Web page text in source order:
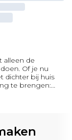
alleen de
Of je nu
dichter bij huis
te brengen:...